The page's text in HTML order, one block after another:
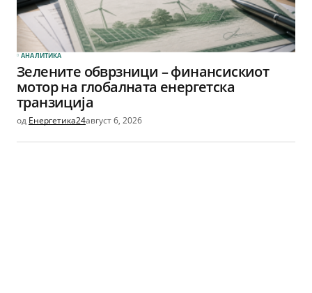
АНАЛИТИКА
Зелените обврзници – финансискиот
мотор на глобалната енергетска
транзиција
од Енергетика24август 6, 2026